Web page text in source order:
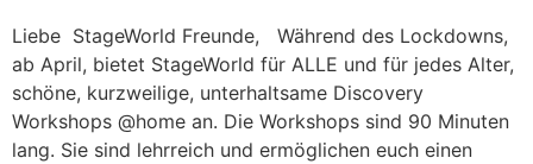
Liebe StageWorld Freunde, Während des Lockdowns,
ab April, bietet StageWorld für ALLE und für jedes Alter,
schöne, kurzweilige, unterhaltsame Discovery
Workshops @home an. Die Workshops sind 90 Minuten
lang. Sie sind lehrreich und ermöglichen euch einen